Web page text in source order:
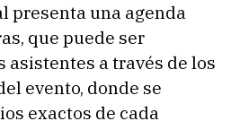
presenta una agenda
que puede ser
asistentes a través de los
evento, donde se
exactos de cada